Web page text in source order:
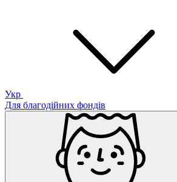
Укр
Для благодійних фондів